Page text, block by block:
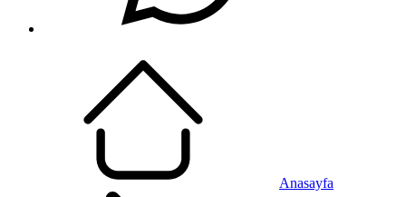
Anasayfa